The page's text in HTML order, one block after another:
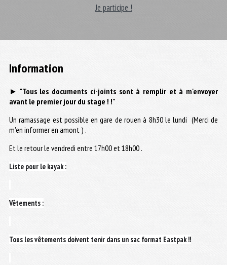
Je participe !
Information
► "Tous les documents ci-joints sont à remplir et à m'envoyer
avant le premier jour du stage ! !"
Un ramassage est possible en gare de rouen à 8h30 le lundi (Merci de
m'en informer en amont ) .
Et le retour le vendredi entre 17h00 et 18h00 .
Liste pour le kayak :
Vêtements :
Tous les vêtements doivent tenir dans un sac format Eastpak !!